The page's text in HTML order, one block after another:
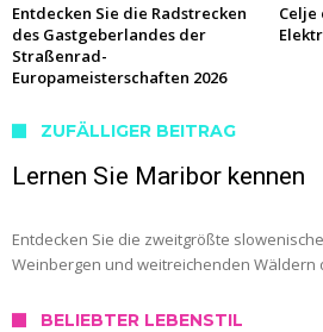
Entdecken Sie die Radstrecken
des Gastgeberlandes der
Straßenrad-
Europameisterschaften 2026
ZUFÄLLIGER BEITRAG
Lernen Sie Maribor kennen
Entdecken Sie die zweitgrößte
Weinbergen und weitreichenden Wäldern
BELIEBTER LEBENSTIL